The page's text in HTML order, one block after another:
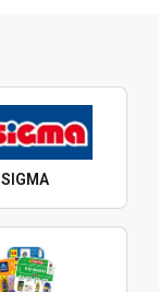
SIGMA